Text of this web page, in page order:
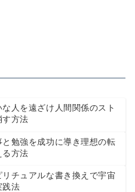
人を遠ざけ人間関係のスト
す方法
勉強を成功に導き理想の転
る方法
チュアルな書き換えで宇宙
践法